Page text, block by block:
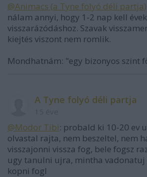
@Animacs (a Tyne folyó déli partja)
nálam annyi, hogy 1-2 nap kell
visszarázódáshoz. Szavak
kiejtés viszont nem romlik.
Mondhatnám: "egy bizonyos szint
A Tyne folyó déli partja
@Modor Tibi: probald ki 10-20 ev
olvastal rajta, nem beszeltel, nem
visszajonni vissza fog, bele fogsz
ugy tanulni ujra, mintha vadonatuj
kopni fogl